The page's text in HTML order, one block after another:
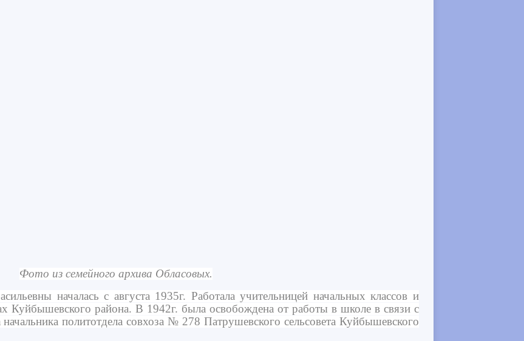
Фото из семейного архива Обласовых.
началась с августа 1935г. Работала учительницей начальных классов и
Куйбышевского района. В 1942г. была освобождена от работы в школе в связи с
политотдела совхоза № 278 Патрушевского сельсовета Куйбышевского